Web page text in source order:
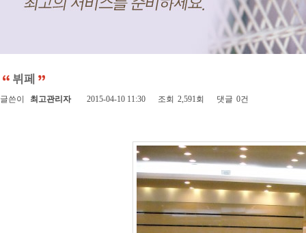
뷔페
글쓴이 최고관리자 2015-04-10 11:30 조회 2,591회 댓글 0건